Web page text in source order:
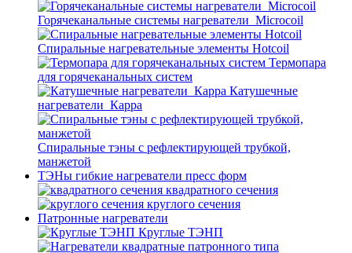
Горячеканальные системы нагреватели_Microcoil
Спиральные нагревательные элементы Hotcoil
Термопара
для горячеканальных систем
Катушечные
нагреватели_Карра
Спиральные тэны с рефлектирующей трубкой,
манжетой
ТЭНы гибкие нагреватели пресс форм
квадратного сечения
круглого сечения
Патронные нагреватели
Круглые ТЭНП